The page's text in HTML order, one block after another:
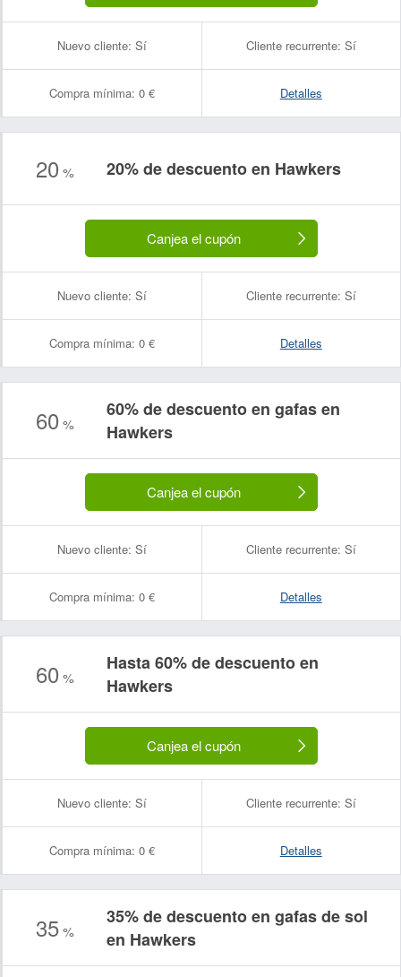
Nuevo cliente: Sí Cliente recurrente: Sí
Compra mínima: 0 € Detalles
20 % 20% de descuento en Hawkers
Canjea el cupón
Nuevo cliente: Sí Cliente recurrente: Sí
Compra mínima: 0 € Detalles
60 %
60% de descuento en gafas en
Hawkers
Canjea el cupón
Nuevo cliente: Sí Cliente recurrente: Sí
Compra mínima: 0 € Detalles
60 %
Hasta 60% de descuento en
Hawkers
Canjea el cupón
Nuevo cliente: Sí Cliente recurrente: Sí
Compra mínima: 0 € Detalles
35 %
35% de descuento en gafas de sol
en Hawkers
Nombre:
Correo electrónico: